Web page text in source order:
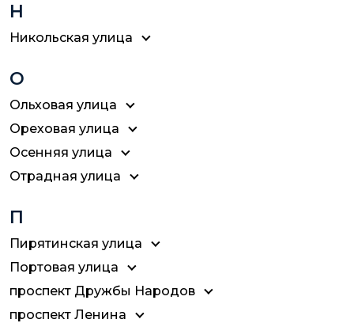
Н
Никольская улица
О
Ольховая улица
Ореховая улица
Осенняя улица
Отрадная улица
П
Пирятинская улица
Портовая улица
проспект Дружбы Народов
проспект Ленина